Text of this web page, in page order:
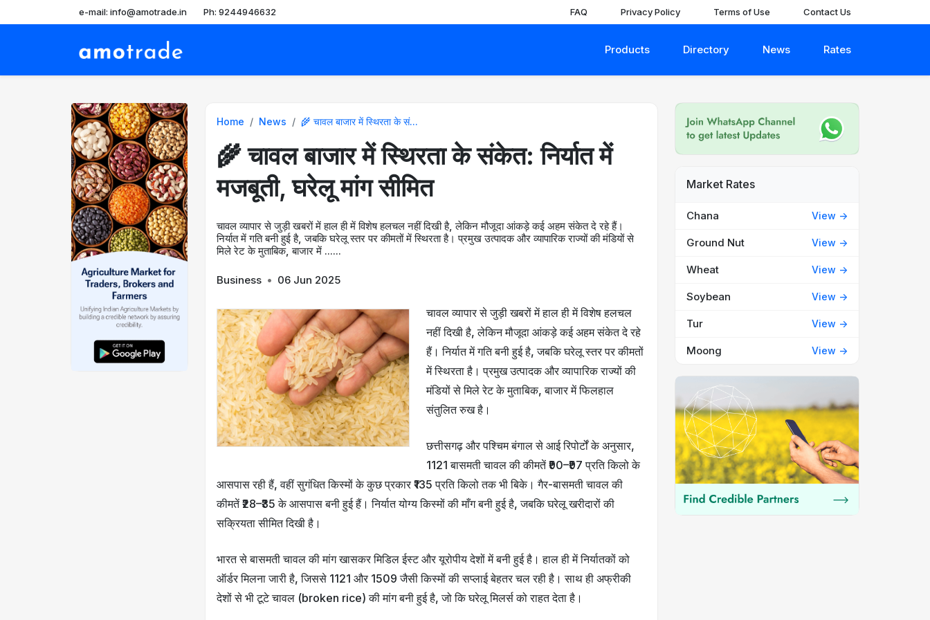
e-mail: info@amotrade.in Ph: 9244946632 FAQ Privacy Policy Terms of Use Contact Us
Products Directory News Rates
Home News 🌾 चावल बाजार में स्थिरता के सं...
🌾 चावल बाजार में स्थिरता के संकेत: निर्यात में
मजबूती, घरेलू मांग सीमित
चावल व्यापार से जुड़ी खबरों में हाल ही में विशेष हलचल नहीं दिखी है, लेकिन मौजूदा आंकड़े कई अहम संकेत दे रहे हैं।
निर्यात में गति बनी हुई है, जबकि घरेलू स्तर पर कीमतों में स्थिरता है। प्रमुख उत्पादक और व्यापारिक राज्यों की मंडियों से
मिले रेट के मुताबिक, बाजार में ......
Business • 06 Jun 2025
चावल व्यापार से जुड़ी खबरों में हाल ही में विशेष हलचल
नहीं दिखी है, लेकिन मौजूदा आंकड़े कई अहम संकेत दे रहे
हैं। निर्यात में गति बनी हुई है, जबकि घरेलू स्तर पर कीमतों
में स्थिरता है। प्रमुख उत्पादक और व्यापारिक राज्यों की
मंडियों से मिले रेट के मुताबिक, बाजार में फिलहाल
संतुलित रुख है।
छत्तीसगढ़ और पश्चिम बंगाल से आई रिपोर्टों के अनुसार,
1121 बासमती चावल की कीमतें ₹90–₹97 प्रति किलो के
आसपास रही हैं, वहीं सुगंधित किस्मों के कुछ प्रकार ₹135 प्रति किलो तक भी बिके। गैर-बासमती चावल की
कीमतें ₹28–₹35 के आसपास बनी हुई हैं। निर्यात योग्य किस्मों की माँग बनी हुई है, जबकि घरेलू खरीदारों की
सक्रियता सीमित दिखी है।
भारत से बासमती चावल की मांग खासकर मिडिल ईस्ट और यूरोपीय देशों में बनी हुई है। हाल ही में निर्यातकों को
ऑर्डर मिलना जारी है, जिससे 1121 और 1509 जैसी किस्मों की सप्लाई बेहतर चल रही है। साथ ही अफ्रीकी
देशों से भी टूटे चावल (broken rice) की मांग बनी हुई है, जो कि घरेलू मिलर्स को राहत देता है।
Market Rates
Chana View ->
Ground Nut View ->
Wheat View ->
Soybean View ->
Tur View ->
Moong View ->